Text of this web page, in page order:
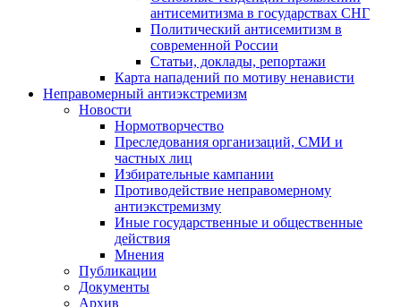
антисемитизма в государствах СНГ
Политический антисемитизм в
современной России
Статьи, доклады, репортажи
Карта нападений по мотиву ненависти
Неправомерный антиэкстремизм
Новости
Нормотворчество
Преследования организаций, СМИ и
частных лиц
Избирательные кампании
Противодействие неправомерному
антиэкстремизму
Иные государственные и общественные
действия
Мнения
Публикации
Документы
Архив